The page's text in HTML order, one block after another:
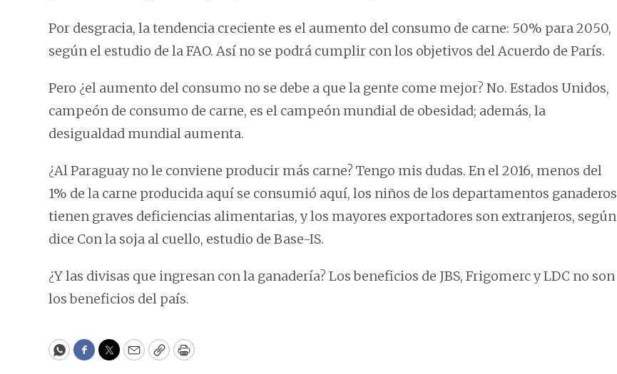
Por desgracia, la tendencia creciente es el aumento del consumo de carne: 50% para 2050,
según el estudio de la FAO. Así no se podrá cumplir con los objetivos del Acuerdo de París.
Pero ¿el aumento del consumo no se debe a que la gente come mejor? No. Estados Unidos,
campeón de consumo de carne, es el campeón mundial de obesidad; además, la
desigualdad mundial aumenta.
¿Al Paraguay no le conviene producir más carne? Tengo mis dudas. En el 2016, menos del
1% de la carne producida aquí se consumió aquí, los niños de los departamentos ganaderos
tienen graves deficiencias alimentarias, y los mayores exportadores son extranjeros, según
dice Con la soja al cuello, estudio de Base-IS.
¿Y las divisas que ingresan con la ganadería? Los beneficios de JBS, Frigomerc y LDC no son
los beneficios del país.
WhatsApp
Facebook
Twitter
EmailCopyPrint